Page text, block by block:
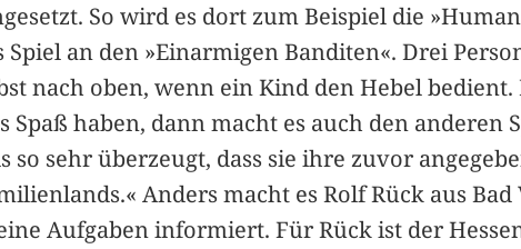
So wird es dort zum Beispiel die
an den »Einarmigen Banditen«. Drei
nach oben, wenn ein Kind den Hebel
haben, dann macht es auch den anderen
so sehr überzeugt, dass sie ihre zuvor
Anders macht es Rolf Rück aus
Aufgaben informiert. Für Rück ist der